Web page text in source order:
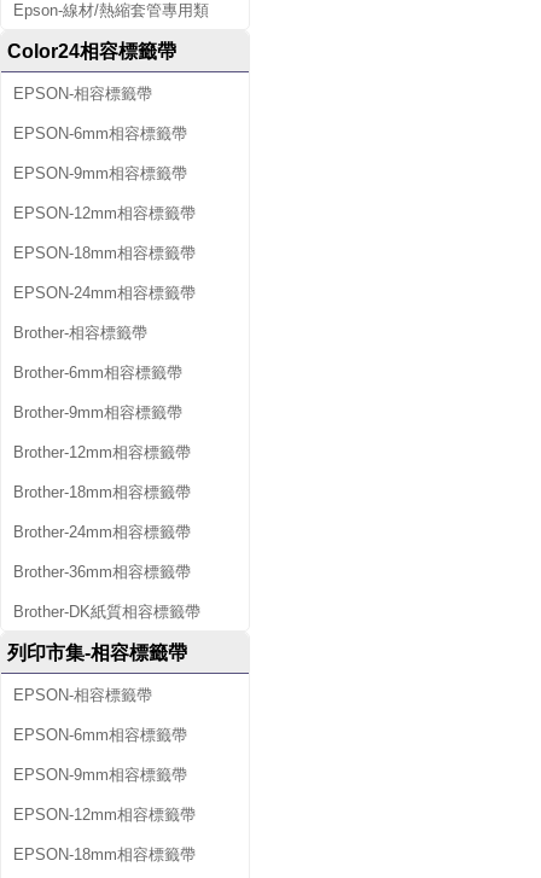
Epson-線材/熱縮套管專用類
Color24相容標籤帶
EPSON-相容標籤帶
EPSON-6mm相容標籤帶
EPSON-9mm相容標籤帶
EPSON-12mm相容標籤帶
EPSON-18mm相容標籤帶
EPSON-24mm相容標籤帶
Brother-相容標籤帶
Brother-6mm相容標籤帶
Brother-9mm相容標籤帶
Brother-12mm相容標籤帶
Brother-18mm相容標籤帶
Brother-24mm相容標籤帶
Brother-36mm相容標籤帶
Brother-DK紙質相容標籤帶
列印市集-相容標籤帶
EPSON-相容標籤帶
EPSON-6mm相容標籤帶
EPSON-9mm相容標籤帶
EPSON-12mm相容標籤帶
EPSON-18mm相容標籤帶